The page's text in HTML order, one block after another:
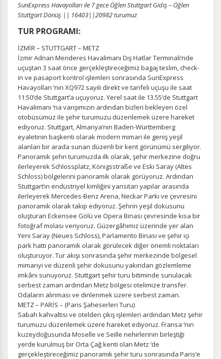
SunExpress Havayolları ile 7 gece Öğlen Stuttgart Gidiş – Öğlen
Stuttgart Dönüş || 16403||20982 turumuz
TUR PROGRAMI:
İZMİR – STUTTGART – METZ
İzmir Adnan Menderes Havalimanı Dış Hatlar Terminali’nde
uçuştan 3 saat önce gerçekleştireceğimiz bagaj teslim, check-
in ve pasaport kontrol işlemleri sonrasında SunExpress
Havayolları ’nın XQ972 sayılı direkt ve tarifeli uçuşu ile saat
11:50’de Stuttgart’a uçuyoruz. Yerel saat ile 13.55’de Stuttgart
Havalimanı ‘na varışımızın ardından bizleri bekleyen özel
otobüsümüz ile şehir turumuzu düzenlemek üzere hareket
ediyoruz. Stuttgart, Almanya’nın Baden-Württemberg
eyaletinin başkenti olarak modern mimari ile geniş yeşil
alanları bir arada sunan düzenli bir kent görünümü sergiliyor.
Panoramik şehri turumuzda ilk olarak, şehir merkezine doğru
ilerleyerek Schlossplatz, Königsstraße ve Eski Saray (Altes
Schloss) bölgelerini panoramik olarak görüyoruz. Ardından
Stuttgart’ın endüstriyel kimliğini yansıtan yapılar arasında
ilerleyerek Mercedes-Benz Arena, Neckar Parkı ve çevresini
panoramik olarak takip ediyoruz. Şehrin yeşil dokusunu
oluşturan Eckensee Gölü ve Opera Binası çevresinde kısa bir
fotoğraf molası veriyoruz. Güzergâhımız üzerinde yer alan
Yeni Saray (Neues Schloss), Parlamento Binası ve şehir içi
park hattı panoramik olarak görülecek diğer önemli noktaları
oluşturuyor. Tur akışı sonrasında şehir merkezinde bölgesel
mimariyi ve düzenli şehir dokusunu yakından gözlemleme
imkânı sunuyoruz. Stuttgart şehir turu bitiminde sunulacak
serbest zaman ardından Metz bölgesi otelimize transfer.
Odaların alınması ve dinlenmek üzere serbest zaman.
METZ – PARİS – (Paris Şaheserleri Turu)
Sabah kahvaltısı ve otelden çıkış işlemleri ardından Metz şehir
turumuzu düzenlemek üzere hareket ediyoruz. Fransa ‘nın
kuzeydoğusunda Moselle ve Seille nehirlerinin birleştiği
yerde kurulmuş bir Orta Çağ kenti olan Metz ‘de
gerçekleştireceğimiz panoramik şehir turu sonrasında Paris’e